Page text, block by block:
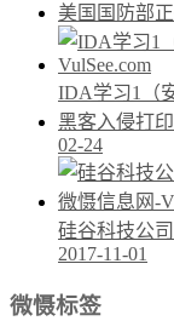
美国国防部
IDA学习1（
黑客入侵打
02-24
硅谷科技公
2017-11-01
微慑标签